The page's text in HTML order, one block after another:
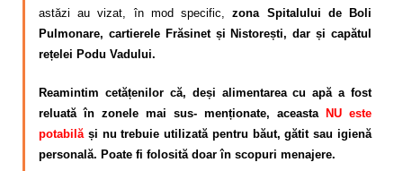
Informații de interes public
Calitatea apei
Comunicare
Contact
astăzi au vizat, în mod specific, zona Spitalului de Boli
Pulmonare, cartierele Frăsinet și Nistorești, dar și capătul
rețelei Podu Vadului.
Reamintim cetățenilor că, deși alimentarea cu apă a fost
reluată în zonele mai sus- menționate, aceasta NU este
potabilăși nu trebuie utilizată pentru băut, gătit sau igienă
personală. Poate fi folosită doar în scopuri menajere.